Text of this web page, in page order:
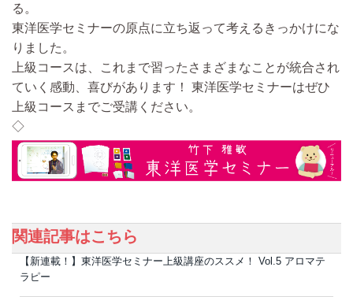
る。
東洋医学セミナーの原点に立ち返って考えるきっかけにな
りました。
上級コースは、これまで習ったさまざまなことが統合され
ていく感動、喜びがあります！ 東洋医学セミナーはぜひ
上級コースまでご受講ください。
◇
関連記事はこちら
【新連載！】東洋医学セミナー上級講座のススメ！ Vol.5 アロマテ
ラピー